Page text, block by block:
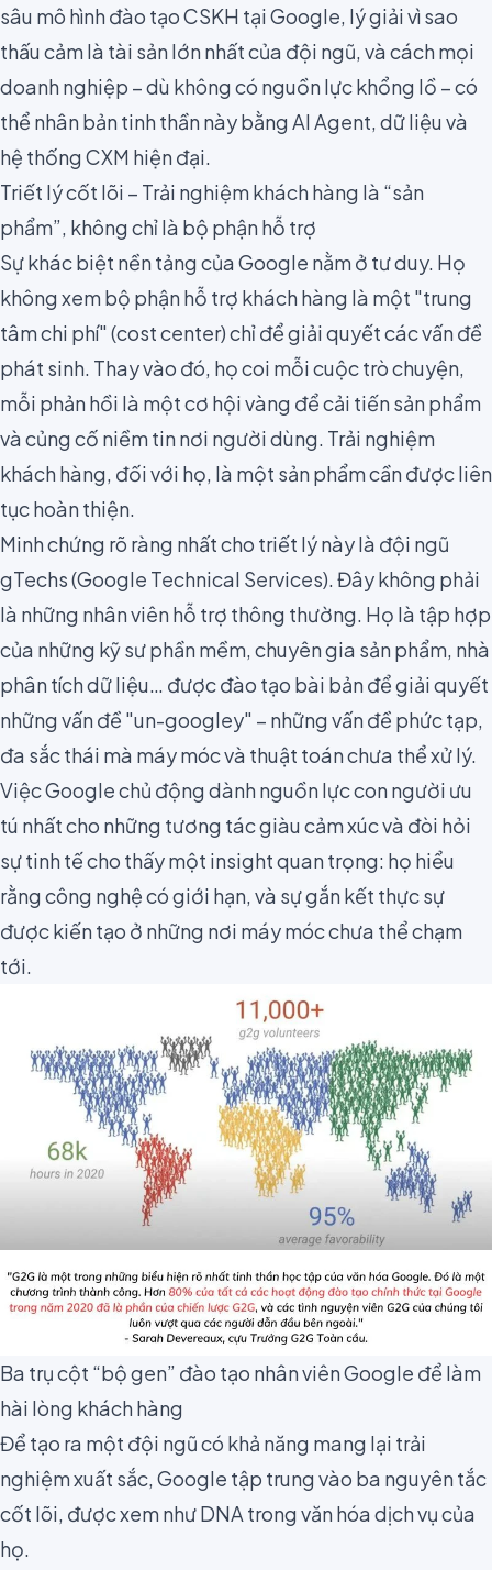
sâu mô hình đào tạo CSKH tại Google, lý giải vì sao
thấu cảm là tài sản lớn nhất của đội ngũ, và cách mọi
doanh nghiệp – dù không có nguồn lực khổng lồ – có
thể nhân bản tinh thần này bằng AI Agent, dữ liệu và
hệ thống CXM hiện đại.
Triết lý cốt lõi – Trải nghiệm khách hàng là “sản
phẩm”, không chỉ là bộ phận hỗ trợ
Sự khác biệt nền tảng của Google nằm ở tư duy. Họ
không xem bộ phận hỗ trợ khách hàng là một "trung
tâm chi phí" (cost center) chỉ để giải quyết các vấn đề
phát sinh. Thay vào đó, họ coi mỗi cuộc trò chuyện,
mỗi phản hồi là một cơ hội vàng để cải tiến sản phẩm
và củng cố niềm tin nơi người dùng. Trải nghiệm
khách hàng, đối với họ, là một sản phẩm cần được liên
tục hoàn thiện.
Minh chứng rõ ràng nhất cho triết lý này là đội ngũ
gTechs (Google Technical Services). Đây không phải
là những nhân viên hỗ trợ thông thường. Họ là tập hợp
của những kỹ sư phần mềm, chuyên gia sản phẩm, nhà
phân tích dữ liệu… được đào tạo bài bản để giải quyết
những vấn đề "un-googley" – những vấn đề phức tạp,
đa sắc thái mà máy móc và thuật toán chưa thể xử lý.
Việc Google chủ động dành nguồn lực con người ưu
tú nhất cho những tương tác giàu cảm xúc và đòi hỏi
sự tinh tế cho thấy một insight quan trọng: họ hiểu
rằng công nghệ có giới hạn, và sự gắn kết thực sự
được kiến tạo ở những nơi máy móc chưa thể chạm
tới.
Ba trụ cột “bộ gen” đào tạo nhân viên Google để làm
hài lòng khách hàng
Để tạo ra một đội ngũ có khả năng mang lại trải
nghiệm xuất sắc, Google tập trung vào ba nguyên tắc
cốt lõi, được xem như DNA trong văn hóa dịch vụ của
họ.